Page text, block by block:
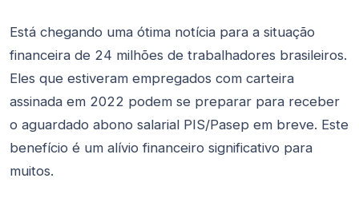
Está chegando uma ótima notícia para a situação
financeira de 24 milhões de trabalhadores brasileiros.
Eles que estiveram empregados com carteira
assinada em 2022 podem se preparar para receber
o aguardado abono salarial PIS/Pasep em breve. Este
benefício é um alívio financeiro significativo para
muitos.